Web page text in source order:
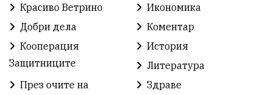
Партия "Величие" Здраве
СУ „Христо Ботев“ – Ветрино Вълчи дол
Свят
Красиво Ветрино
Икономика
Добри дела
Коментар
Кооперация
Защитниците
История
Литература
През очите на
Здраве